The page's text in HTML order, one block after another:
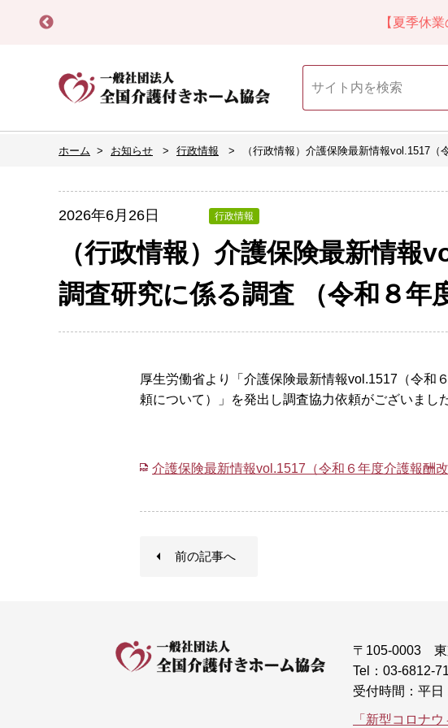
【夏季休
ホーム お知らせ 行政情報 （行政情報）介護保険最新情報vol.1517
2026年6月26日 行政情報
（行政情報）介護保険最新情
調査研究に係る調査 （令和８年
厚生労働省より「介護保険最新情報vol.1517（令和
頼について）」を発出し調査協力依頼がございまし
介護保険最新情報vol.1517（令和６年度介護報酬
前の記事へ
〒105-0003
Tel：03-6812-
受付時間：平日
「新型コロナ